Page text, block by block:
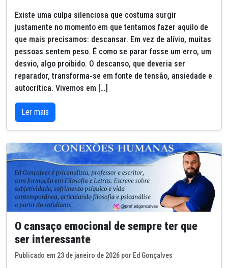
Existe uma culpa silenciosa que costuma surgir
justamente no momento em que tentamos fazer aquilo de
que mais precisamos: descansar. Em vez de alívio, muitas
pessoas sentem peso. É como se parar fosse um erro, um
desvio, algo proibido. O descanso, que deveria ser
reparador, transforma-se em fonte de tensão, ansiedade e
autocrítica. Vivemos em […]
Ler mais
O cansaço emocional de sempre ter que
ser interessante
Publicado em 23 de janeiro de 2026 por Ed Gonçalves